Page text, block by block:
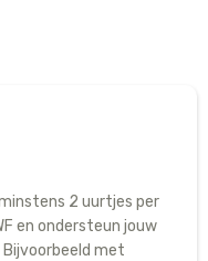
2 uurtjes per
en ondersteun jouw
met